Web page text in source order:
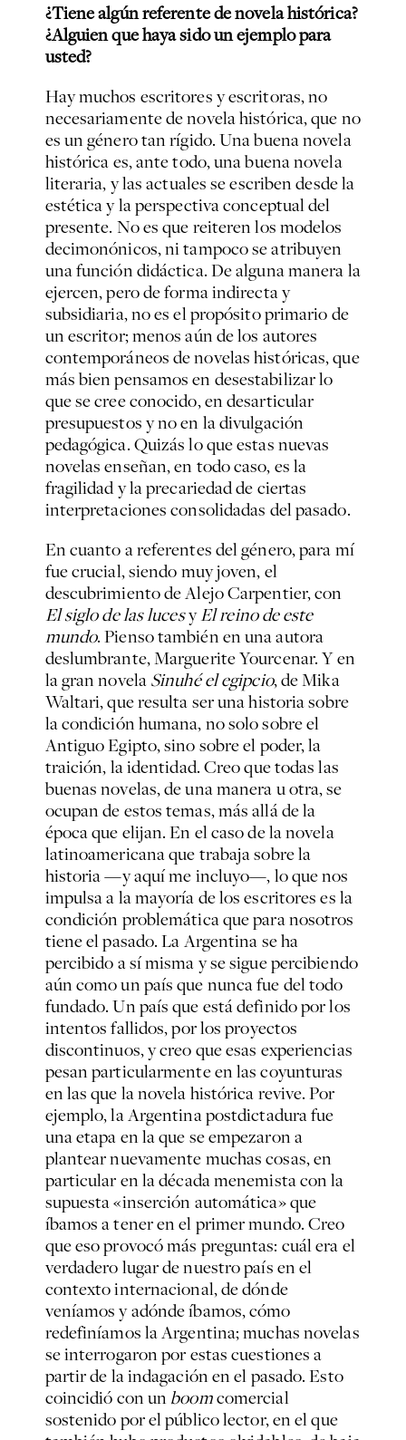
¿Tiene algún referente de novela histórica?
¿Alguien que haya sido un ejemplo para
usted?
Hay muchos escritores y escritoras, no
necesariamente de novela histórica, que no
es un género tan rígido. Una buena novela
histórica es, ante todo, una buena novela
literaria, y las actuales se escriben desde la
estética y la perspectiva conceptual del
presente. No es que reiteren los modelos
decimonónicos, ni tampoco se atribuyen
una función didáctica. De alguna manera la
ejercen, pero de forma indirecta y
subsidiaria, no es el propósito primario de
un escritor; menos aún de los autores
contemporáneos de novelas históricas, que
más bien pensamos en desestabilizar lo
que se cree conocido, en desarticular
presupuestos y no en la divulgación
pedagógica. Quizás lo que estas nuevas
novelas enseñan, en todo caso, es la
fragilidad y la precariedad de ciertas
interpretaciones consolidadas del pasado.
En cuanto a referentes del género, para mí
fue crucial, siendo muy joven, el
descubrimiento de Alejo Carpentier, con
El siglo de las lucesyEl reino de este
mundo. Pienso también en una autora
deslumbrante, Marguerite Yourcenar. Y en
la gran novelaSinuhé el egipcio, de Mika
Waltari, que resulta ser una historia sobre
la condición humana, no solo sobre el
Antiguo Egipto, sino sobre el poder, la
traición, la identidad. Creo que todas las
buenas novelas, de una manera u otra, se
ocupan de estos temas, más allá de la
época que elijan. En el caso de la novela
latinoamericana que trabaja sobre la
historia —y aquí me incluyo—, lo que nos
impulsa a la mayoría de los escritores es la
condición problemática que para nosotros
tiene el pasado. La Argentina se ha
percibido a sí misma y se sigue percibiendo
aún como un país que nunca fue del todo
fundado. Un país que está definido por los
intentos fallidos, por los proyectos
discontinuos, y creo que esas experiencias
pesan particularmente en las coyunturas
en las que la novela histórica revive. Por
ejemplo, la Argentina postdictadura fue
una etapa en la que se empezaron a
plantear nuevamente muchas cosas, en
particular en la década menemista con la
supuesta «inserción automática» que
íbamos a tener en el primer mundo. Creo
que eso provocó más preguntas: cuál era el
verdadero lugar de nuestro país en el
contexto internacional, de dónde
veníamos y adónde íbamos, cómo
redefiníamos la Argentina; muchas novelas
se interrogaron por estas cuestiones a
partir de la indagación en el pasado. Esto
coincidió con unboomcomercial
sostenido por el público lector, en el que